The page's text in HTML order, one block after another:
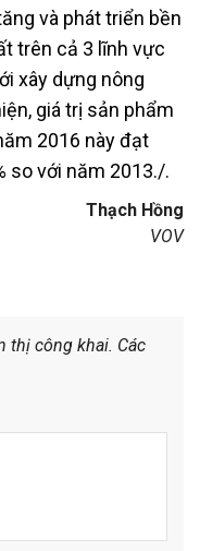
và phát triển bền
trên cả 3 lĩnh vực
xây dựng nông
giá trị sản phẩm
2016 này đạt
so với năm 2013./.
Thạch Hồng
VOV
thị công khai. Các